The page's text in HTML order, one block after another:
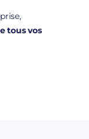
tous vos